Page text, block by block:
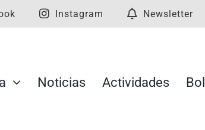
Instagram Newsletter
Noticias Actividades